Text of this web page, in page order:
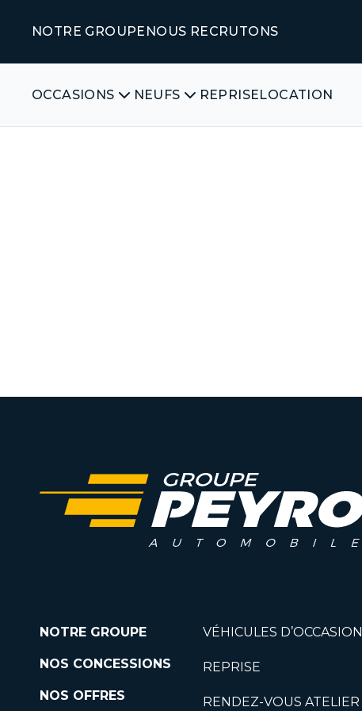
NOTRE GROUPE NOUS RECRUTONS
OCCASIONS NEUFS REPRISELOCATION
NOTRE GROUPE
NOS CONCESSIONS
NOS OFFRES
VÉHICULES D’OCCASION
REPRISE
RENDEZ-VOUS ATELIER